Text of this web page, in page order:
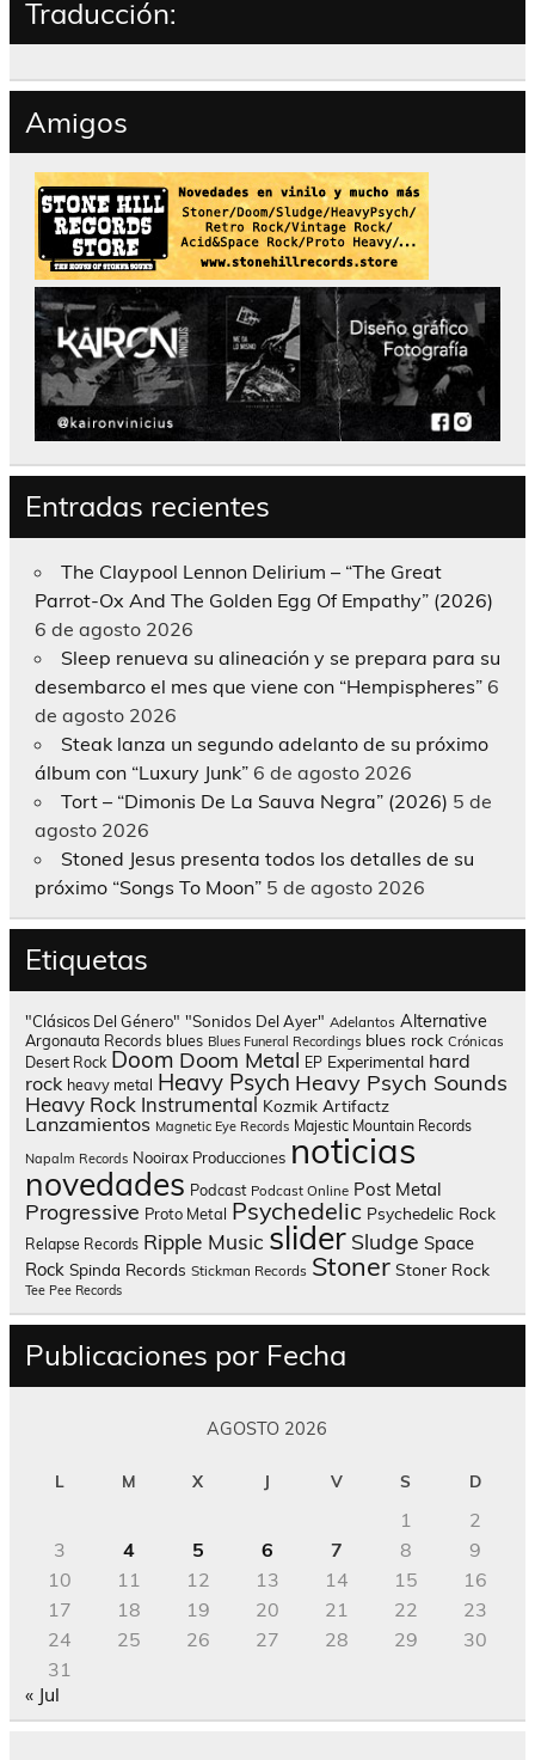
Traducción:
Amigos
Entradas recientes
The Claypool Lennon Delirium – “The Great
Parrot-Ox And The Golden Egg Of Empathy” (2026)
6 de agosto 2026
Sleep renueva su alineación y se prepara para su
desembarco el mes que viene con “Hempispheres” 6
de agosto 2026
Steak lanza un segundo adelanto de su próximo
álbum con “Luxury Junk” 6 de agosto 2026
Tort – “Dimonis De La Sauva Negra” (2026) 5 de
agosto 2026
Stoned Jesus presenta todos los detalles de su
próximo “Songs To Moon” 5 de agosto 2026
Etiquetas
"Clásicos Del Género" "Sonidos Del Ayer" Adelantos Alternative
Argonauta Records blues Blues Funeral Recordings blues rock Crónicas
Desert Rock Doom Doom Metal EP Experimental hard
rock heavy metal Heavy Psych Heavy Psych Sounds
Heavy Rock Instrumental Kozmik Artifactz
Lanzamientos Magnetic Eye Records Majestic Mountain Records
Napalm Records Nooirax Producciones noticias
novedades Podcast Podcast Online Post Metal
Progressive Proto Metal Psychedelic Psychedelic Rock
Relapse Records Ripple Music slider Sludge Space
Rock Spinda Records Stickman Records Stoner Stoner Rock
Tee Pee Records
Publicaciones por Fecha
AGOSTO 2026
L M X J V S D
1
2
3
4 5 6 7 8
9
10
11 12 13 14 15
16
17
18 19 20 21 22
23
24
25 26 27 28 29
30
31
« Jul